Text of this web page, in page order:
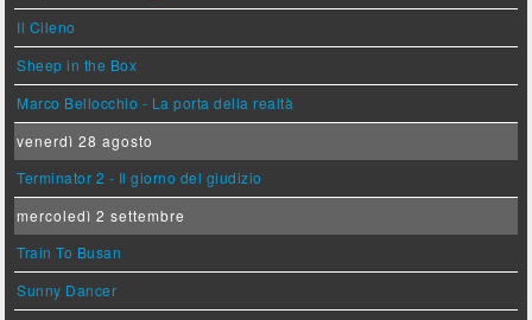
Il Cileno
Sheep in the Box
Marco Bellocchio - La porta della realtà
venerdì 28 agosto
Terminator 2 - Il giorno del giudizio
mercoledì 2 settembre
Train To Busan
Sunny Dancer